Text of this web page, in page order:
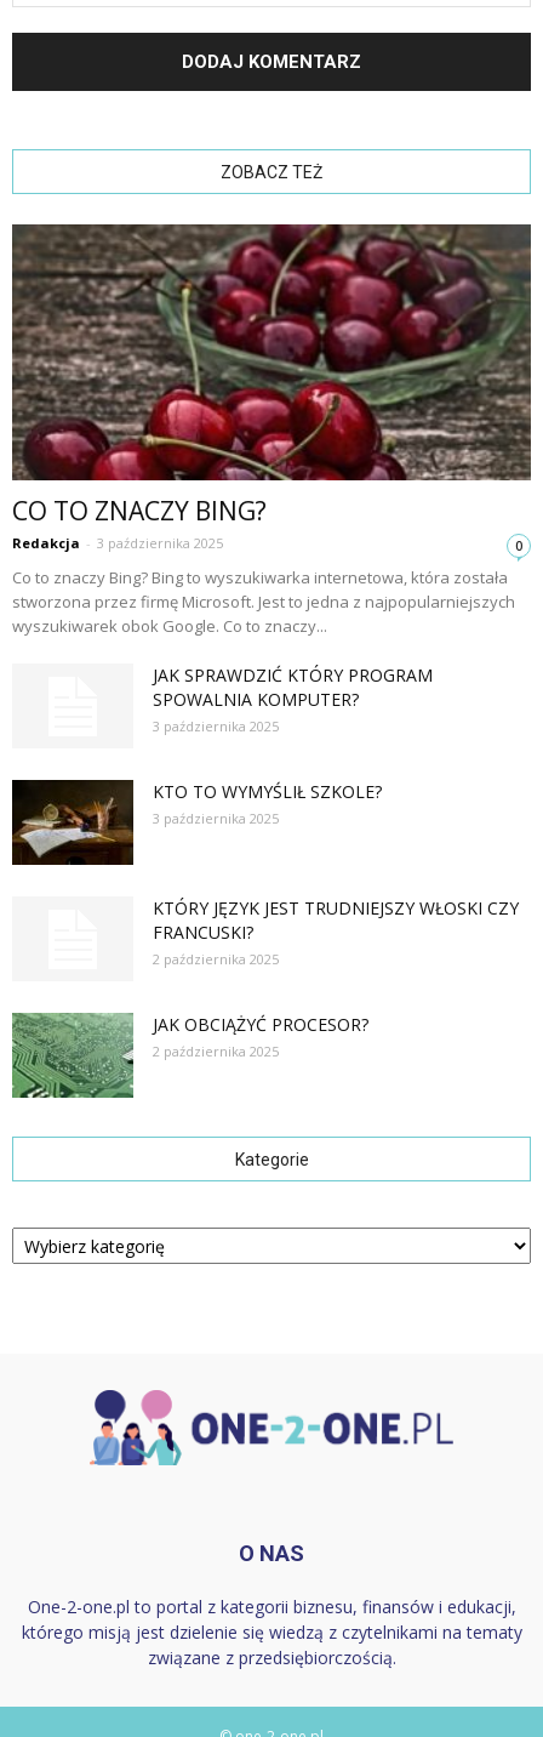
ZOBACZ TEŻ
CO TO ZNACZY BING?
Redakcja - 3 października 2025 0
Co to znaczy Bing? Bing to wyszukiwarka internetowa, która została
stworzona przez firmę Microsoft. Jest to jedna z najpopularniejszych
wyszukiwarek obok Google. Co to znaczy...
JAK SPRAWDZIĆ KTÓRY PROGRAM
SPOWALNIA KOMPUTER?
3 października 2025
KTO TO WYMYŚLIŁ SZKOLE?
3 października 2025
KTÓRY JĘZYK JEST TRUDNIEJSZY WŁOSKI CZY
FRANCUSKI?
2 października 2025
JAK OBCIĄŻYĆ PROCESOR?
2 października 2025
Kategorie
Kategorie
O NAS
One-2-one.pl to portal z kategorii biznesu, finansów i edukacji,
którego misją jest dzielenie się wiedzą z czytelnikami na tematy
związane z przedsiębiorczością.